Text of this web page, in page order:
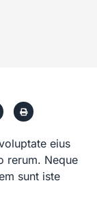
eius
rerum. Neque
sunt iste